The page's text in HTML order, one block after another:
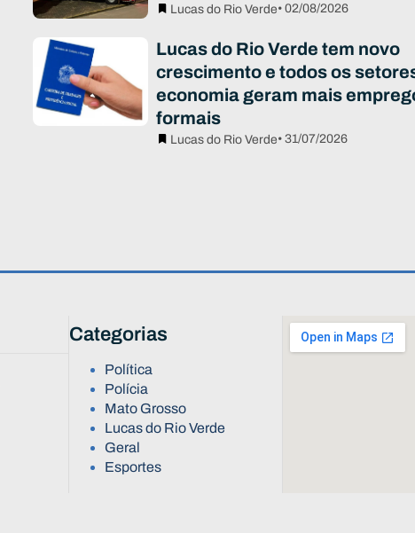
Lucas do Rio Verde• 02/08/2026
Lucas do Rio Verde tem novo
crescimento e todos os
economia geram mais
formais
Lucas do Rio Verde• 31/07/2026
Categorias
Política
Polícia
Mato Grosso
Lucas do Rio Verde
Geral
Esportes